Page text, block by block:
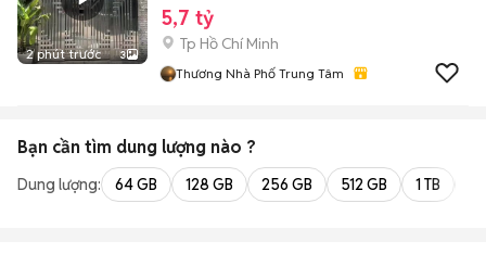
2 phút trước 3
5,7 tỷ
Tp Hồ Chí Minh
Thương Nhà Phố Trung Tâm
Bạn cần tìm dung lượng nào ?
Dung lượng: 64 GB 128 GB 256 GB 512 GB 1 TB